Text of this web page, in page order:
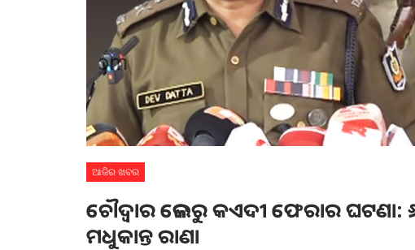
ଆଜିର ଖବର
ଚୌଦ୍ବାର ଜେଲରୁ କଏଦୀ ଫେରାର
ମଧୁକାନ୍ତ ରାଣା